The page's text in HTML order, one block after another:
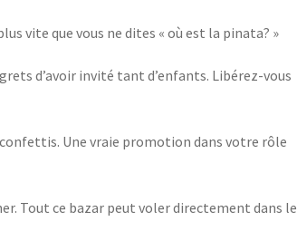
vite que vous ne dites « où est la pinata? »
d’avoir invité tant d’enfants. Libérez-vous
Une vraie promotion dans votre rôle
Tout ce bazar peut voler directement dans le